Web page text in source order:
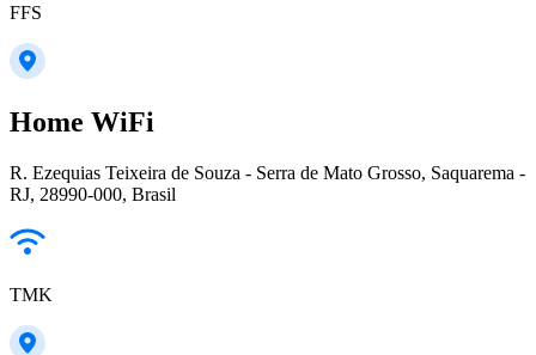
FFS
Home WiFi
R. Ezequias Teixeira de Souza - Serra de Mato Grosso, Saquarema -
RJ, 28990-000, Brasil
TMK